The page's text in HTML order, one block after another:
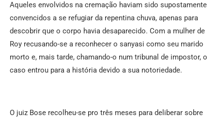
Aqueles envolvidos na cremação haviam sido supostamente
convencidos a se refugiar da repentina chuva, apenas para
descobrir que o corpo havia desaparecido. Com a mulher de
Roy recusando-se a reconhecer o sanyasi como seu marido
morto e, mais tarde, chamando-o num tribunal de impostor, o
caso entrou para a história devido a sua notoriedade.
O juiz Bose recolheu-se pro três meses para deliberar sobre